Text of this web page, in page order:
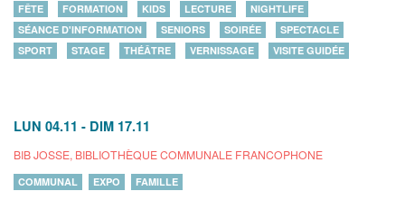
FÊTE
FORMATION KIDS LECTURE
NIGHTLIFE
SÉANCE D'INFORMATION
SENIORS SOIRÉE
SPECTACLE
SPORT
STAGE THÉÂTRE VERNISSAGE VISITE GUIDÉE
LUN 04.11 - DIM 17.11
BIB JOSSE, BIBLIOTHÈQUE COMMUNALE FRANCOPHONE
COMMUNAL EXPO FAMILLE